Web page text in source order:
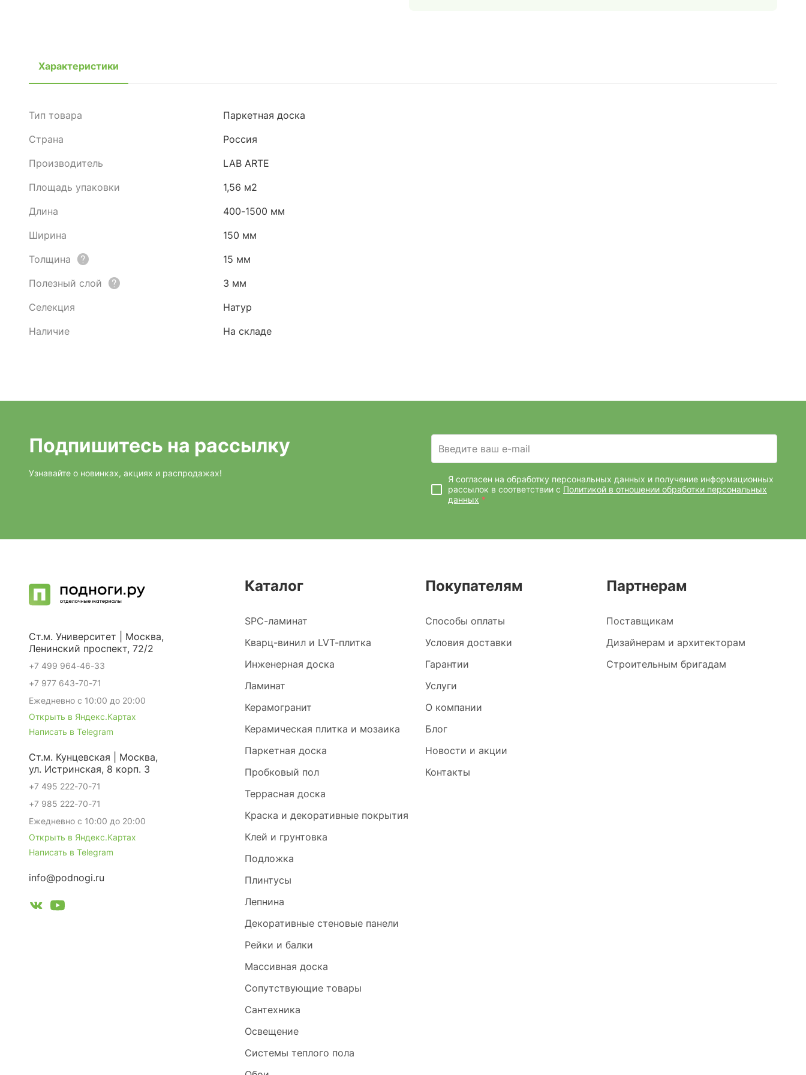
Характеристики
Тип товара
Паркетная доска
Страна
Россия
Производитель
LAB ARTE
Площадь упаковки
1,56 м2
Длина
400-1500 мм
Ширина
150 мм
Толщина
15 мм
Полезный слой
3 мм
Селекция
Натур
Наличие
На складе
Подпишитесь на рассылку
Узнавайте о новинках, акциях и распродажах!
Введите ваш e-mail
Я согласен на обработку персональных данных и получение информационных
рассылок в соответствии с Политикой в отношении обработки персональных
данных *
Каталог
SPC-ламинат
Кварц-винил и LVT-плитка
Инженерная доска
Ламинат
Керамогранит
Керамическая плитка и мозаика
Паркетная доска
Пробковый пол
Террасная доска
Краска и декоративные покрытия
Клей и грунтовка
Подложка
Плинтусы
Лепнина
Декоративные стеновые панели
Рейки и балки
Массивная доска
Сопутствующие товары
Сантехника
Освещение
Системы теплого пола
Покупателям
Способы оплаты
Условия доставки
Гарантии
Услуги
О компании
Блог
Новости и акции
Контакты
Партнерам
Поставщикам
Дизайнерам и архитекторам
Строительным бригадам
Ст.м. Университет | Москва,
Ленинский проспект, 72/2
+7 499 964-46-33
+7 977 643-70-71
Ежедневно с 10:00 до 20:00
Открыть в Яндекс.Картах
Написать в Telegram
Ст.м. Кунцевская | Москва,
ул. Истринская, 8 корп. 3
+7 495 222-70-71
+7 985 222-70-71
Ежедневно с 10:00 до 20:00
Открыть в Яндекс.Картах
Написать в Telegram
info@podnogi.ru